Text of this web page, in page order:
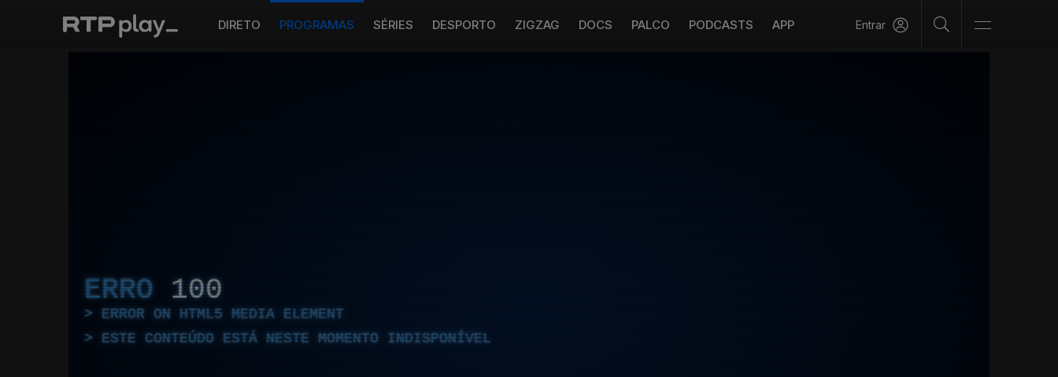
DIRETO PROGRAMAS SÉRIES DESPORTO ZIGZAG DOCS PALCO PODCASTS APP Entrar
ERRO 100
ERROR ON HTML5 MEDIA ELEMENT
ESTE CONTEÚDO ESTÁ NESTE MOMENTO INDISPONÍVEL